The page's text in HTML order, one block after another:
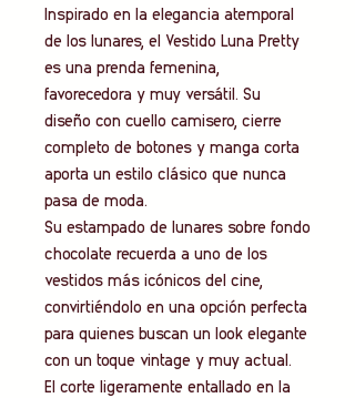
Inspirado en la elegancia atemporal
de los lunares, el Vestido Luna Pretty
es una prenda femenina,
favorecedora y muy versátil. Su
diseño con cuello camisero, cierre
completo de botones y manga corta
aporta un estilo clásico que nunca
pasa de moda.
Su estampado de lunares sobre fondo
chocolate recuerda a uno de los
vestidos más icónicos del cine,
convirtiéndolo en una opción perfecta
para quienes buscan un look elegante
con un toque vintage y muy actual.
El corte ligeramente entallado en la